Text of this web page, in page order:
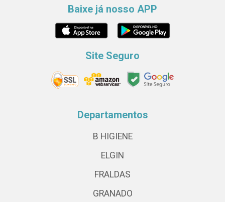
Baixe já nosso APP
Site Seguro
Departamentos
B HIGIENE
ELGIN
FRALDAS
GRANADO